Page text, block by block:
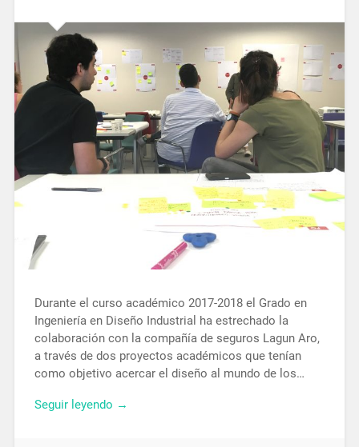
Durante el curso académico 2017-2018 el Grado en
Ingeniería en Diseño Industrial ha estrechado la
colaboración con la compañía de seguros Lagun Aro,
a través de dos proyectos académicos que tenían
como objetivo acercar el diseño al mundo de los…
Seguir leyendo →